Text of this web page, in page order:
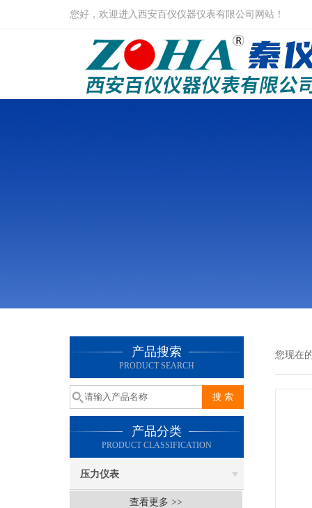
您好，欢迎进入西安百仪仪器仪表有限公司网站！
产品搜索
PRODUCT SEARCH
产品分类
PRODUCT CLASSIFICATION
压力仪表
查看更多 >>
您现在